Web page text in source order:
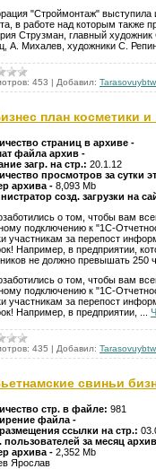
"Строймонтаж"
в работе над которым также
Струзман, главный
А. Михалев, художники С.
453 | Добавил: Tarasovuybtw
план косметики
страниц в архиве -
файла архив -
загр. на стр.: 20.1.12
просмотров за сутки
архива - 8,093 Mb
созд. загрузки на
о том, чтобы вам
подключению к "1С-
участникам за перепост
Например, в предприятии,
не должно превышать 250
о том, чтобы вам
подключению к "1С-
участникам за перепост
Например, в предприятии,
435 | Добавил: Tarasovuybtw
свиньи
стр. в файле: 981
файла -
ссылки на стр.:
пользователей за месяц
архива - 2,352 Mb
Ярослав